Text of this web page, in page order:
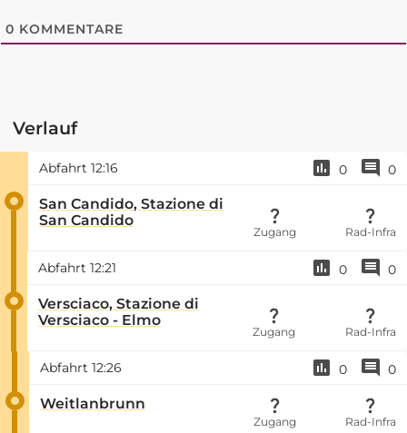
0 KOMMENTARE
Verlauf
Abfahrt 12:16 0 0
San Candido, Stazione di
San Candido
Zugang Rad-Infra
Abfahrt12:21 0 0
Versciaco, Stazione di
Versciaco - Elmo
Zugang Rad-Infra
Abfahrt 12:26 0 0
Weitlanbrunn
Zugang Rad-Infra